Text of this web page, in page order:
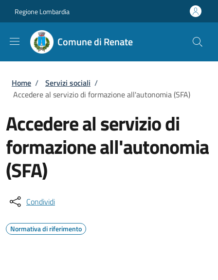
Regione Lombardia
Comune di Renate
Briciole di pane
Home / Servizi sociali /
Accedere al servizio di formazione all'autonomia (SFA)
Accedere al servizio di
formazione all'autonomia
(SFA)
Condividi
Normativa di riferimento